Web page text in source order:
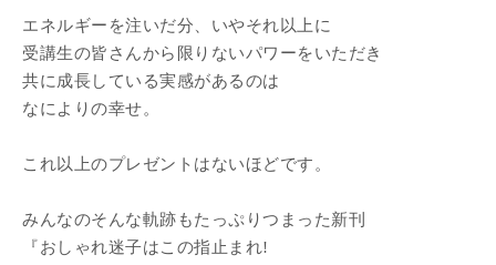
エネルギーを注いだ分、いやそれ以上に
受講生の皆さんから限りないパワーをいただき
共に成長している実感があるのは
なによりの幸せ。
これ以上のプレゼントはないほどです。
みんなのそんな軌跡もたっぷりつまった新刊
『おしゃれ迷子はこの指止まれ!